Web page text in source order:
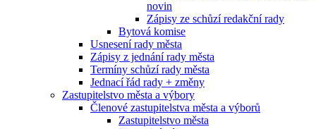
novin
Zápisy ze schůzí redakční rady
Bytová komise
Usnesení rady města
Zápisy z jednání rady města
Termíny schůzí rady města
Jednací řád rady + změny
Zastupitelstvo města a výbory
Členové zastupitelstva města a výborů
Zastupitelstvo města